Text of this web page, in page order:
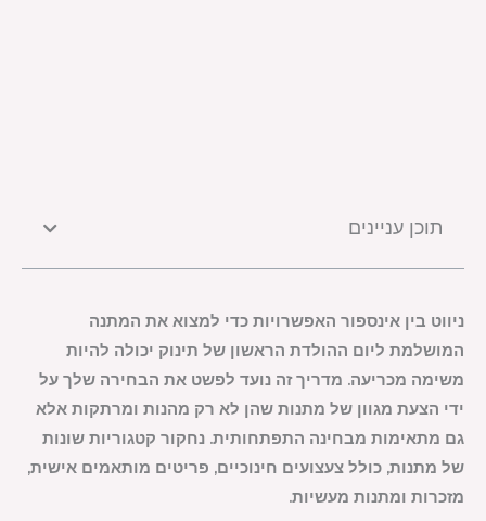
תוכן עניינים
ניווט בין אינספור האפשרויות כדי למצוא את המתנה
המושלמת ליום ההולדת הראשון של תינוק יכולה להיות
משימה מכריעה. מדריך זה נועד לפשט את הבחירה שלך על
ידי הצעת מגוון של מתנות שהן לא רק מהנות ומרתקות אלא
גם מתאימות מבחינה התפתחותית. נחקור קטגוריות שונות
של מתנות, כולל צעצועים חינוכיים, פריטים מותאמים אישית,
מזכרות ומתנות מעשיות.